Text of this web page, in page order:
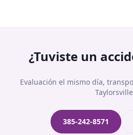
¿Tuviste un
Evaluación el mismo día,
385-242-8571